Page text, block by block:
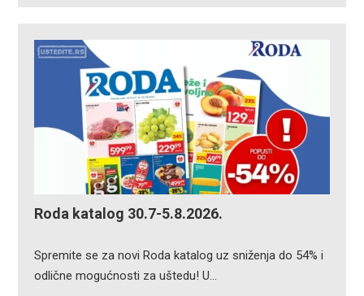
Roda katalog 30.7-5.8.2026.
Spremite se za novi Roda katalog uz sniženja do 54% i
odlične mogućnosti za uštedu! U…